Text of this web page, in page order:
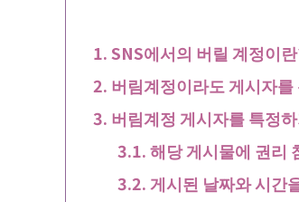
SNS에서의 버릴 계정이
버림계정이라도 게시자
버림계정 게시자를 특정
해당 게시물에 권리
게시된 날짜와 시간